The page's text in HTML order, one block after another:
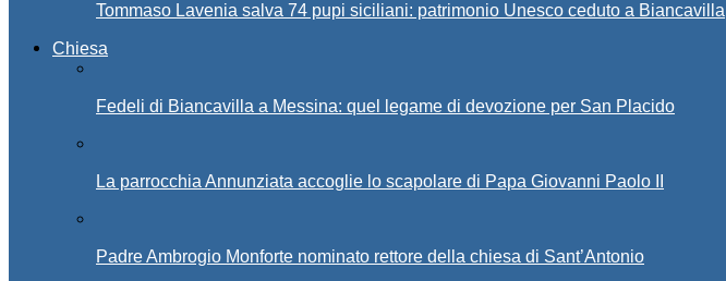
Tommaso Lavenia salva 74 pupi siciliani: patrimonio Unesco ceduto a Biancavilla
Chiesa
Fedeli di Biancavilla a Messina: quel legame di devozione per San Placido
La parrocchia Annunziata accoglie lo scapolare di Papa Giovanni Paolo II
Padre Ambrogio Monforte nominato rettore della chiesa di Sant’Antonio